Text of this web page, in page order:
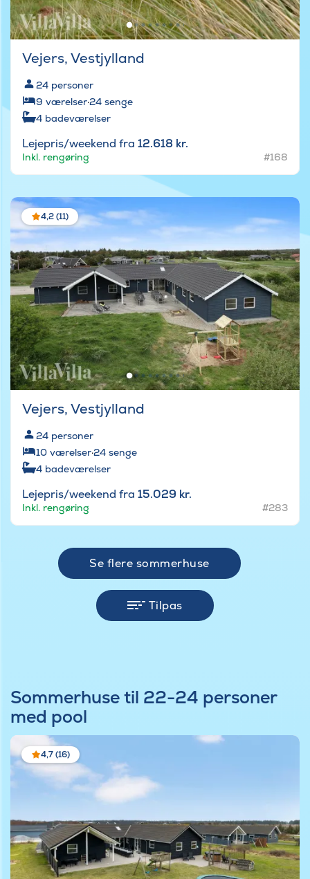
Vejers, Vestjylland
24 personer
9 værelser·24 senge
4 badeværelser
Lejepris/weekend fra 12.618 kr.
Inkl. rengøring #168
4,2 (11)
Vejers, Vestjylland
24 personer
10 værelser·24 senge
4 badeværelser
Lejepris/weekend fra 15.029 kr.
Inkl. rengøring #283
Se flere sommerhuse
Tilpas
Sommerhuse til 22-24 personer
med pool
4,7 (16)